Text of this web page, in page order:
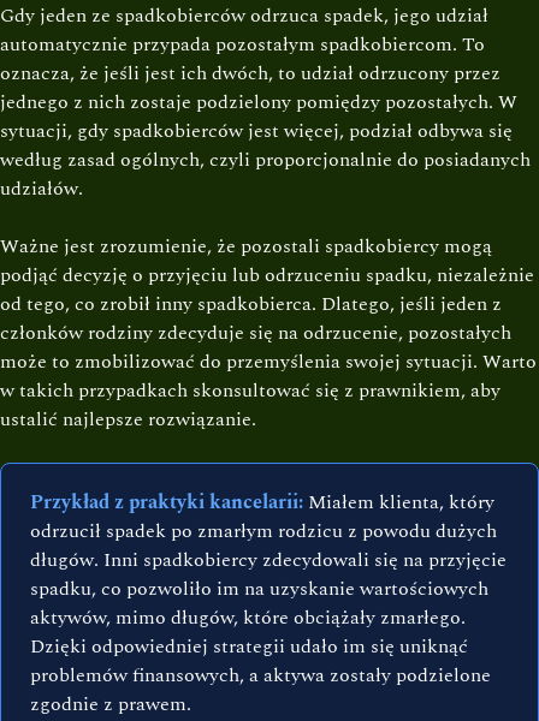
Gdy jeden ze spadkobierców odrzuca spadek, jego udział
automatycznie przypada pozostałym spadkobiercom. To
oznacza, że jeśli jest ich dwóch, to udział odrzucony przez
jednego z nich zostaje podzielony pomiędzy pozostałych. W
sytuacji, gdy spadkobierców jest więcej, podział odbywa się
według zasad ogólnych, czyli proporcjonalnie do posiadanych
udziałów.
Ważne jest zrozumienie, że pozostali spadkobiercy mogą
podjąć decyzję o przyjęciu lub odrzuceniu spadku, niezależnie
od tego, co zrobił inny spadkobierca. Dlatego, jeśli jeden z
członków rodziny zdecyduje się na odrzucenie, pozostałych
może to zmobilizować do przemyślenia swojej sytuacji. Warto
w takich przypadkach skonsultować się z prawnikiem, aby
ustalić najlepsze rozwiązanie.
Przykład z praktyki kancelarii: Miałem klienta, który
odrzucił spadek po zmarłym rodzicu z powodu dużych
długów. Inni spadkobiercy zdecydowali się na przyjęcie
spadku, co pozwoliło im na uzyskanie wartościowych
aktywów, mimo długów, które obciążały zmarłego.
Dzięki odpowiedniej strategii udało im się uniknąć
problemów finansowych, a aktywa zostały podzielone
zgodnie z prawem.